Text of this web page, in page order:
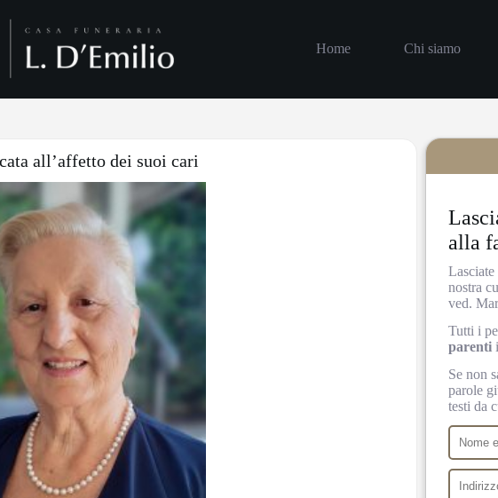
Home Chi siamo
all’affetto dei suoi cari
alla
nostra
ved.
Tutti i
parenti
Se non
parole
testi da